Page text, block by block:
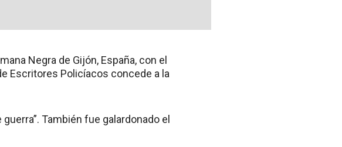
Negra de Gijón, España, con el
Escritores Policíacos concede a la
También fue galardonado el